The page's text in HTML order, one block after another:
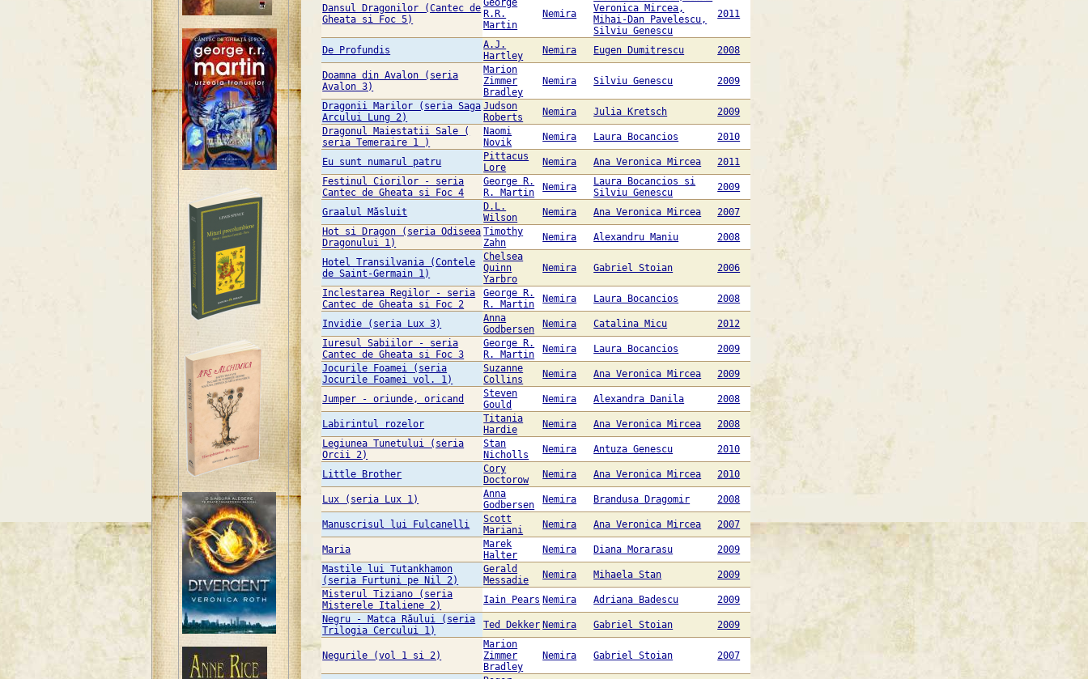
Dansul Dragonilor (Cantec de
Gheata si Foc 5)
George
R.R.
Martin
Nemira
Veronica Mircea,
Mihai-Dan Pavelescu,
Silviu Genescu
2011
De Profundis
A.J.
Hartley
Nemira Eugen Dumitrescu 2008
Doamna din Avalon (seria
Avalon 3)
Marion
Zimmer
Bradley
Nemira Silviu Genescu 2009
Dragonii Marilor (seria Saga
Arcului Lung 2)
Judson
Roberts
Nemira Julia Kretsch
2009
Dragonul Maiestatii Sale (
seria Temeraire 1 )
Naomi
Novik
Nemira Laura Bocancios 2010
Eu sunt numarul patru
Pittacus
Lore
Nemira Ana Veronica Mircea
2011
Festinul Ciorilor - seria
Cantec de Gheata si Foc 4
George R.
R. Martin
Nemira
Laura Bocancios si
Silviu Genescu
2009
Graalul Măsluit
D.L.
Wilson
Nemira Ana Veronica Mircea
2007
Hot si Dragon (seria Odiseea
Dragonului 1)
Timothy
Zahn
Nemira Alexandru Maniu 2008
Hotel Transilvania (Contele
de Saint-Germain 1)
Chelsea
Quinn
Yarbro
Nemira Gabriel Stoian 2006
Inclestarea Regilor - seria
Cantec de Gheata si Foc 2
George R.
R. Martin
Nemira Laura Bocancios 2008
Invidie (seria Lux 3)
Anna
Godbersen
Nemira Catalina Micu
2012
Iuresul Sabiilor - seria
Cantec de Gheata si Foc 3
George R.
R. Martin
Nemira Laura Bocancios
2009
Jocurile Foamei (seria
Jocurile Foamei vol. 1)
Suzanne
Collins
Nemira Ana Veronica Mircea 2009
Jumper - oriunde, oricand
Steven
Gould
Nemira Alexandra Danila 2008
Labirintul rozelor
Titania
Hardie
Nemira Ana Veronica Mircea
2008
Legiunea Tunetului (seria
Orcii 2)
Stan
Nicholls
Nemira Antuza Genescu 2010
Little Brother
Cory
Doctorow
Nemira Ana Veronica Mircea 2010
Lux (seria Lux 1)
Anna
Godbersen
Nemira Brandusa Dragomir 2008
Manuscrisul lui Fulcanelli
Scott
Mariani
Nemira Ana Veronica Mircea 2007
Maria
Marek
Halter
Nemira Diana Morarasu
2009
Mastile lui Tutankhamon
(seria Furtuni pe Nil 2)
Gerald
Messadie
Nemira Mihaela Stan
2009
Misterul Tiziano (seria
Misterele Italiene 2)
Iain Pears Nemira Adriana Badescu
2009
Negru - Matca Răului (seria
Trilogia Cercului 1)
Ted Dekker Nemira Gabriel Stoian 2009
Negurile (vol 1 si 2)
Marion
Zimmer
Bradley
Nemira Gabriel Stoian 2007